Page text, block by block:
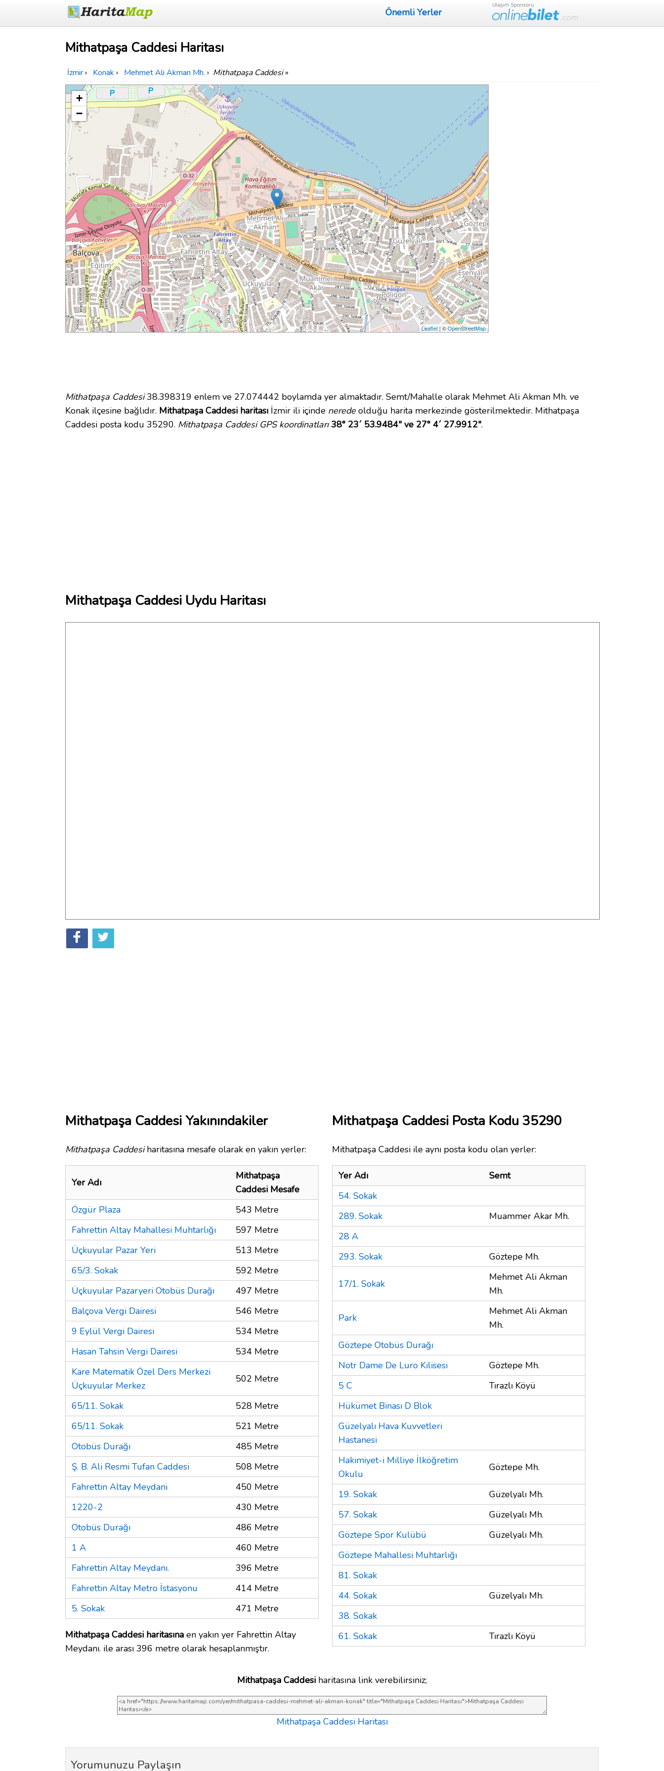
Önemli Yerler
Mithatpaşa Caddesi Haritası
İzmir › Konak › Mehmet Ali Akman Mh. › Mithatpaşa Caddesi»
+
−
Leaflet | ©OpenStreetMap
Mithatpaşa Caddesi38.398319 enlem ve 27.074442 boylamda yer almaktadır. Semt/Mahalle olarak Mehmet Ali Akman Mh. ve
Konak ilçesine bağlıdır. Mithatpaşa Caddesi haritası İzmir ili içinde neredeolduğu harita merkezinde gösterilmektedir. Mithatpaşa
Caddesi posta kodu 35290. Mithatpaşa Caddesi GPS koordinatları 38° 23´ 53.9484" ve 27° 4´ 27.9912".
Mithatpaşa Caddesi Uydu Haritası
Mithatpaşa Caddesi Yakınındakiler
Mithatpaşa Caddesiharitasına mesafe olarak en yakın yerler:
Yer Adı
Mithatpaşa
Caddesi Mesafe
Özgür Plaza
543 Metre
Fahrettin Altay Mahallesi Muhtarlığı
597 Metre
Üçkuyular Pazar Yeri
513 Metre
65/3. Sokak
592 Metre
Üçkuyular Pazaryeri Otobüs Durağı
497 Metre
Balçova Vergi Dairesi
546 Metre
9 Eylül Vergi Dairesi
534 Metre
Hasan Tahsin Vergi Dairesi
534 Metre
Kare Matematik Özel Ders Merkezi
Üçkuyular Merkez
502 Metre
65/11. Sokak
528 Metre
65/11. Sokak
521 Metre
Otobüs Durağı
485 Metre
Ş. B. Ali Resmi Tufan Caddesi
508 Metre
Fahrettin Altay Meydani
450 Metre
1220-2
430 Metre
Otobüs Durağı
486 Metre
1 A
460 Metre
Fahrettin Altay Meydanı.
396 Metre
Fahrettin Altay Metro İstasyonu
414 Metre
5. Sokak
471 Metre
Mithatpaşa Caddesi haritasına en yakın yer Fahrettin Altay
Meydanı. ile arası 396 metre olarak hesaplanmıştır.
Mithatpaşa Caddesi Posta Kodu 35290
Mithatpaşa Caddesi ile aynı posta kodu olan yerler:
Yer Adı
Semt
54. Sokak
289. Sokak
Muammer Akar Mh.
28 A
293. Sokak
Göztepe Mh.
17/1. Sokak
Mehmet Ali Akman
Mh.
Park
Mehmet Ali Akman
Mh.
Göztepe Otobüs Durağı
Notr Dame De Luro Kilisesi
Göztepe Mh.
5 C
Tırazlı Köyü
Hükümet Binası D Blok
Güzelyalı Hava Kuvvetleri
Hastanesi
Hakimiyet-i Milliye İlköğretim
Okulu
Göztepe Mh.
19. Sokak
Güzelyalı Mh.
57. Sokak
Güzelyalı Mh.
Göztepe Spor Kulübü
Güzelyalı Mh.
Göztepe Mahallesi Muhtarlığı
81. Sokak
44. Sokak
Güzelyalı Mh.
38. Sokak
61. Sokak
Tırazlı Köyü
Mithatpaşa Caddesi haritasına link verebilirsiniz;
Mithatpaşa Caddesi Haritası
Yorumunuzu Paylaşın